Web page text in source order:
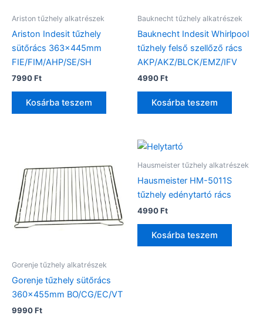
Ariston tűzhely alkatrészek
Ariston Indesit tűzhely
sütőrács 363x445mm
FIE/FIM/AHP/SE/SH
7990Ft
Kosárba teszem
Bauknecht tűzhely alkatrészek
Bauknecht Indesit Whirlpool
tűzhely felső szellőző rács
AKP/AKZ/BLCK/EMZ/IFV
4990Ft
Kosárba teszem
Gorenje tűzhely alkatrészek
Gorenje tűzhely sütőrács
360x455mm BO/CG/EC/VT
9990Ft
Hausmeister tűzhely alkatrészek
Hausmeister HM-5011S
tűzhely edénytartó rács
4990Ft
Kosárba teszem